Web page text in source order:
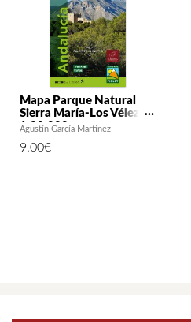
Mapa Parque Natural
Sierra María-Los Vélez
1:30.000
Agustín García Martínez
9.00€